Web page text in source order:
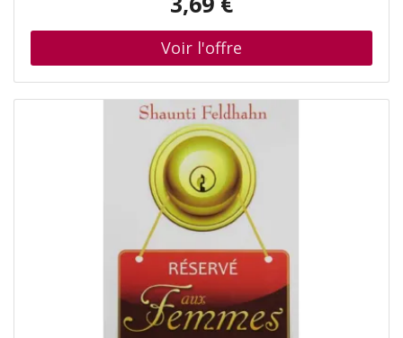
2024-06-30, authors : Wesley Canioncq, Boris Parsy,